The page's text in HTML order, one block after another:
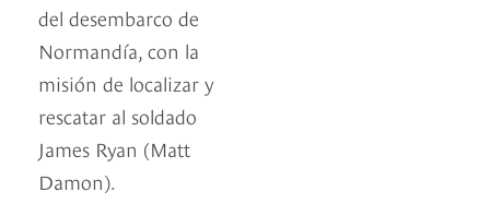
del desembarco de
Normandía, con la
misión de localizar y
rescatar al soldado
James Ryan (Matt
Damon).